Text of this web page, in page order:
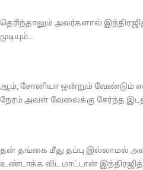
தெரிந்தாலும் அவர்களால்
முடியும்…
ஆம், சோனியா ஒன்றும் வேண்டும்
நேரம் அவள் வேலைக்கு சேர்ந்த
தன் தங்கை மீது தப்பு இல்லாமல்
உண்டாக்க விட மாட்டான்